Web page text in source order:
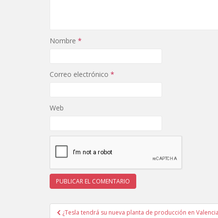
Nombre *
Correo electrónico *
Web
Navegación
¿Tesla tendrá su nueva planta de producción en